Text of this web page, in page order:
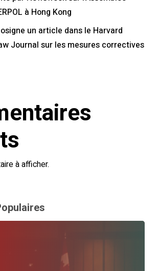
à Hong Kong
un article dans le Harvard
Journal sur les mesures correctives
à afficher.